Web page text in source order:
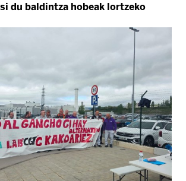
du baldintza hobeak lortzeko